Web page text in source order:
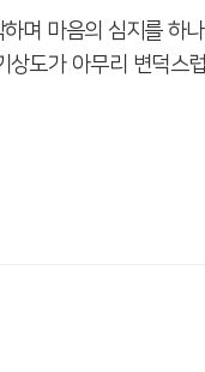
며 마음의 심지를 하
상도가 아무리 변덕스